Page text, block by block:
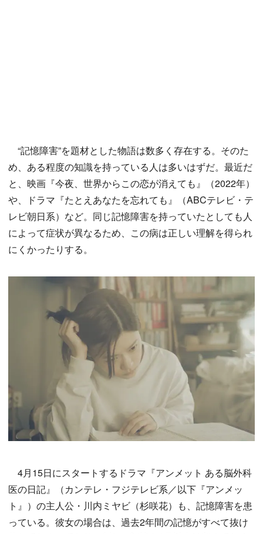
“記憶障害”を題材とした物語は数多く存在する。そのた
め、ある程度の知識を持っている人は多いはずだ。最近だ
と、映画『今夜、世界からこの恋が消えても』（2022年）
や、ドラマ『たとえあなたを忘れても』（ABCテレビ・テ
レビ朝日系）など。同じ記憶障害を持っていたとしても人
によって症状が異なるため、この病は正しい理解を得られ
にくかったりする。
4月15日にスタートするドラマ『アンメット ある脳外科
医の日記』（カンテレ・フジテレビ系／以下『アンメッ
ト』）の主人公・川内ミヤビ（杉咲花）も、記憶障害を患
っている。彼女の場合は、過去2年間の記憶がすべて抜け